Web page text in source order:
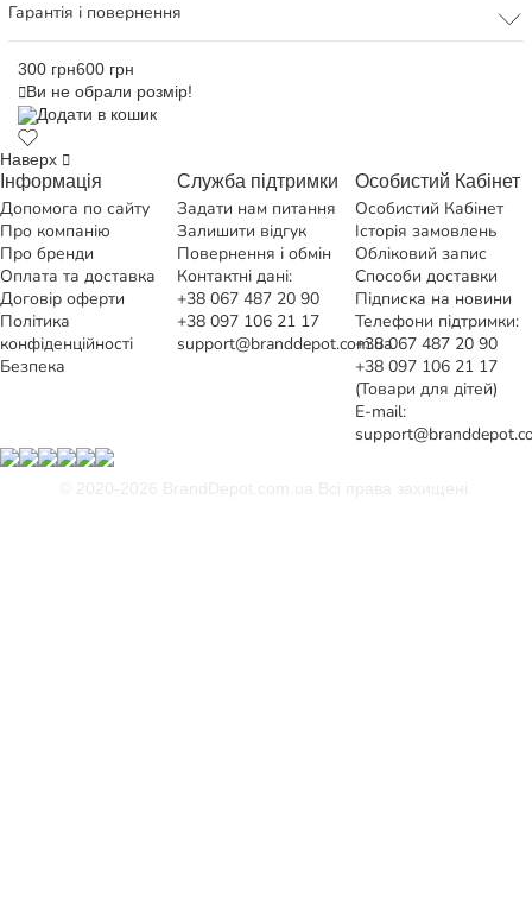
Гарантія і повернення
300 грн600 грн
Ви не обрали розмір!
Додати в кошик
Наверх
Інформація
Допомога по сайту
Про компанію
Про бренди
Оплата та доставка
Договір оферти
Політика
конфіденційності
Безпека
Служба підтримки
Задати нам питання
Залишити відгук
Повернення і обмін
Контактні дані:
+38 067 487 20 90
+38 097 106 21 17
support@branddepot.com.ua
Особистий Кабінет
Особистий Кабінет
Історія замовлень
Обліковий запис
Способи доставки
Підписка на новини
Телефони підтримки:
+38 067 487 20 90
+38 097 106 21 17
(Товари для дітей)
E-mail: